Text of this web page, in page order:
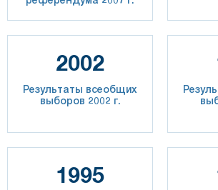
2002
Результаты всеобщих
выборов 2002 г.
1995